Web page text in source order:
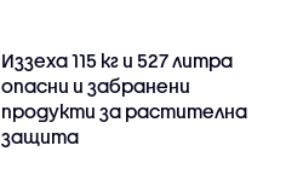
Иззеха 115 кг и 527 литра
опасни и забранени
продукти за растителна
защита